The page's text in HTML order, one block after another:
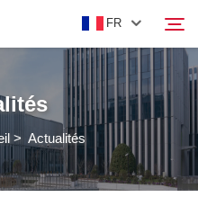
FR
Rechercher
> Actualités